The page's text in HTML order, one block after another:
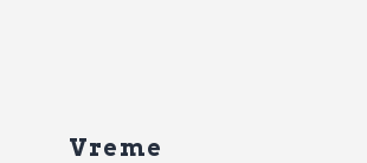
Vreme